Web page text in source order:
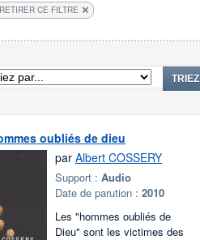
RETIRER CE FILTRE
TRIEZ
oubliés de dieu
par Albert COSSERY
Support : Audio
Date de parution : 2010
Les "hommes oubliés de
Dieu" sont les victimes des